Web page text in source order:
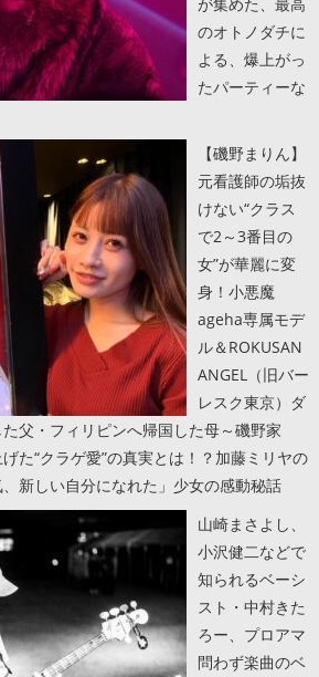
のオトノダチに
よる、爆上がっ
たパーティーな
【磯野まりん】
元看護師の垢抜
けない“クラス
で2～3番目の
女”が華麗に変
身！小悪魔
ageha専属モデ
ル＆ROKUSAN
ANGEL（旧バー
レスク東京）ダ
父・フィリピンへ帰国した母～磯野家
た“クラゲ愛”の真実とは！？加藤ミリヤの
新しい自分になれた」少女の感動秘話
山崎まさよし、
小沢健二などで
知られるベーシ
スト・中村きた
ろー、プロアマ
問わず楽曲のベ